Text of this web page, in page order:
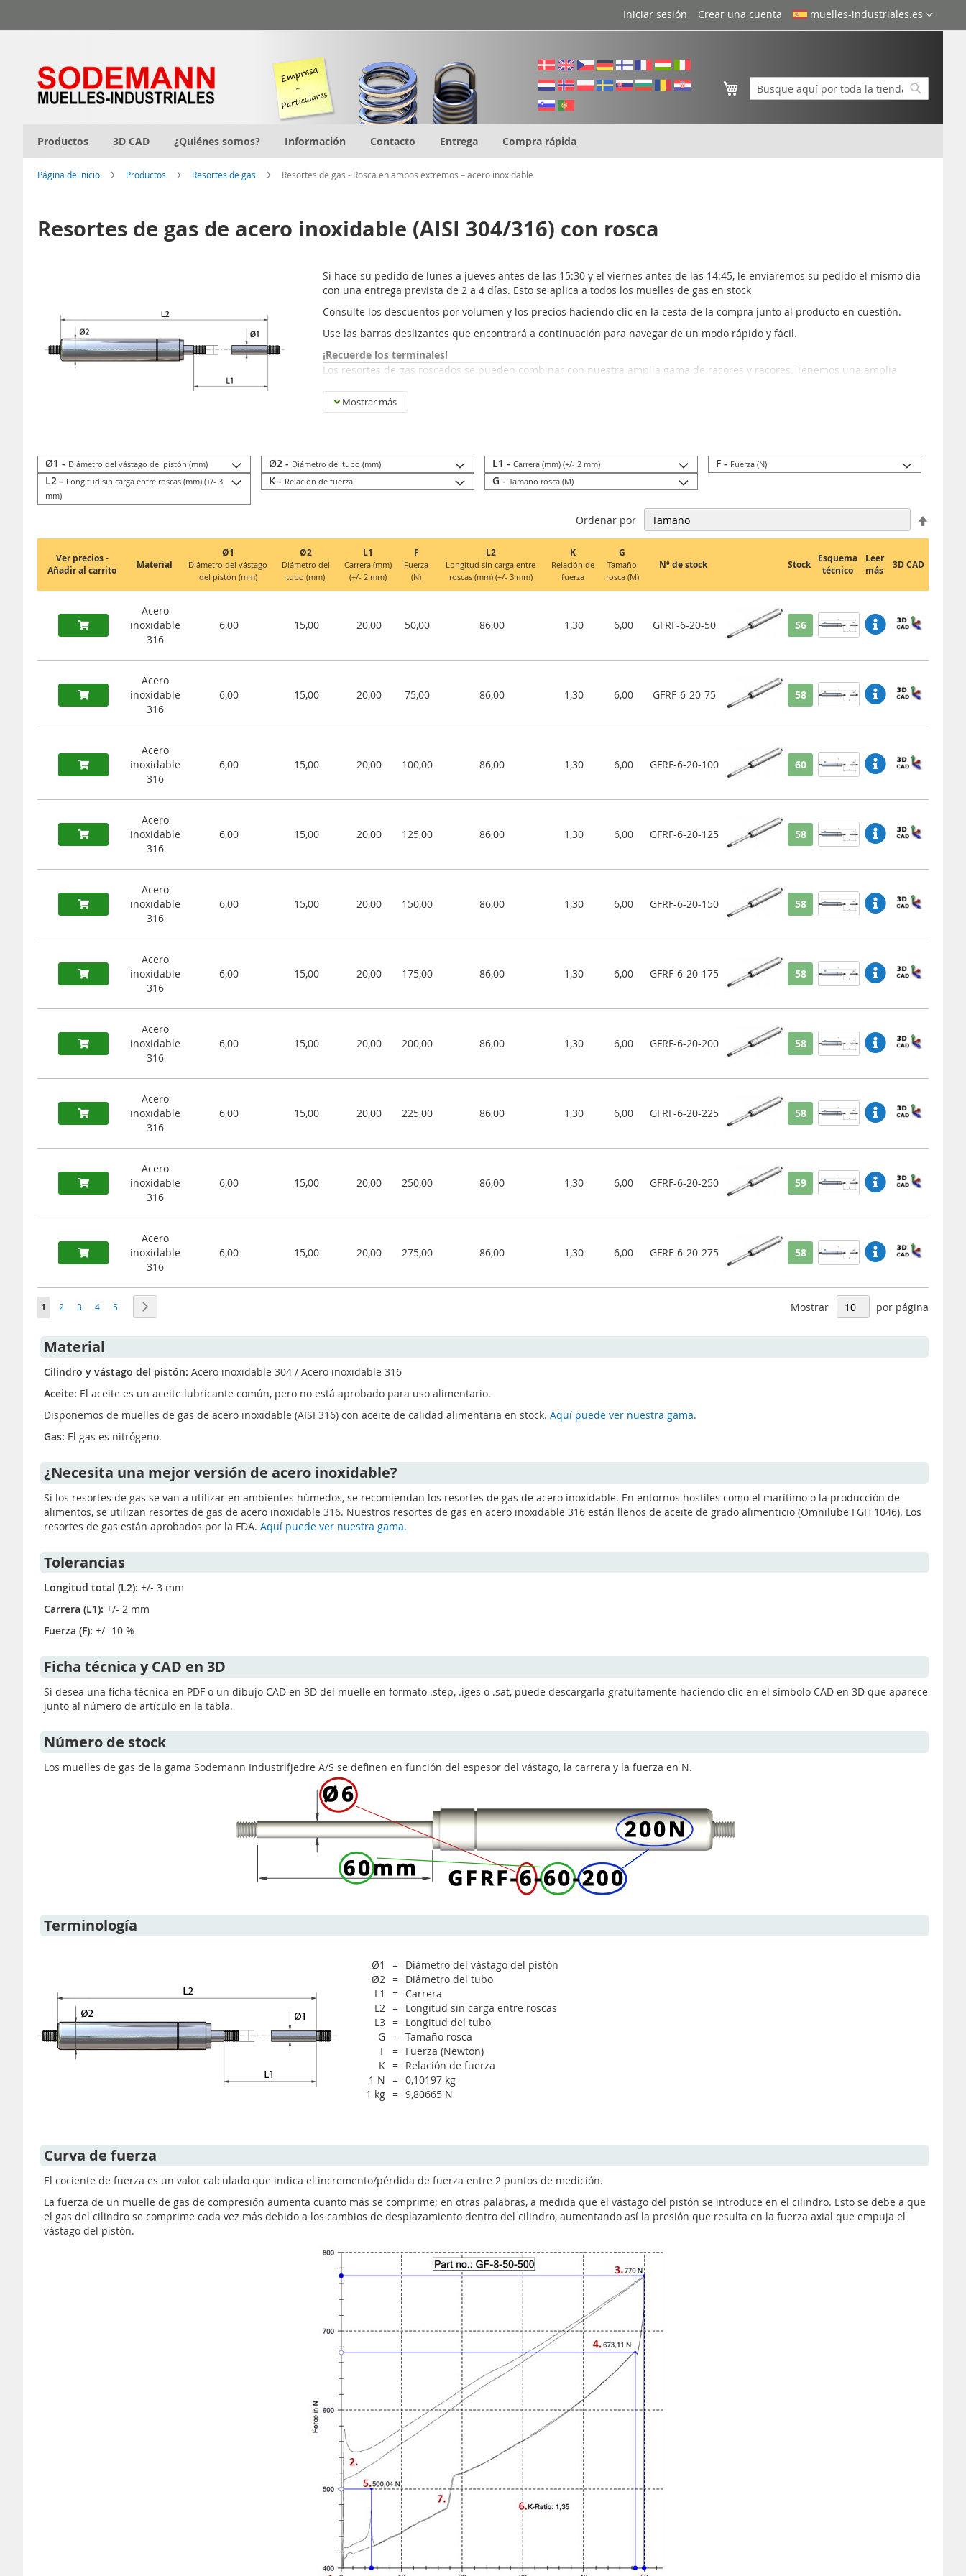
al
Lenguaje
muelles-industriales.es
Iniciar sesión Crear una cuenta
Mi cesta
Buscar
Productos 3D CAD ¿Quiénes somos? Información Contacto Entrega Compra rápida
Página de inicio Productos Resortes de gas Resortes de gas - Rosca en ambos extremos – acero inoxidable
Resortes de gas de acero inoxidable (AISI 304/316) con rosca
Si hace su pedido de lunes a jueves antes de las 15:30 y el viernes antes de las 14:45, le enviaremos su pedido el mismo día
con una entrega prevista de 2 a 4 días. Esto se aplica a todos los muelles de gas en stock
Consulte los descuentos por volumen y los precios haciendo clic en la cesta de la compra junto al producto en cuestión.
Use las barras deslizantes que encontrará a continuación para navegar de un modo rápido y fácil.
¡Recuerde los terminales!
Los resortes de gas roscados se pueden combinar con nuestra amplia gama de racores y racores. Tenemos una amplia
ácido.Aquí puede ver nuestra gama.
Mostrar más
Ø1 - Diámetro del vástago del pistón (mm) Ø2 - Diámetro del tubo (mm) L1 - Carrera (mm) (+/- 2 mm) F - Fuerza (N)
L2 - Longitud sin carga entre roscas (mm) (+/- 3
mm)
K - Relación de fuerza G - Tamaño rosca (M)
Ordenar por
Ver precios -
Añadir al carrito
Material
Ø1
Diámetro del vástago
del pistón (mm)
Ø2
Diámetro del
tubo (mm)
L1
Carrera (mm)
(+/- 2 mm)
F
Fuerza
(N)
L2
Longitud sin carga entre
roscas (mm) (+/- 3 mm)
K
Relación de
fuerza
G
Tamaño
rosca (M)
Nº de stock Stock
Esquema
técnico
Leer
más
3D CAD
Acero
inoxidable
316
6,00 15,00 20,00 50,00 86,00 1,30 6,00 GFRF-6-20-50 56
Acero
inoxidable
316
6,00 15,00 20,00 75,00 86,00 1,30 6,00 GFRF-6-20-75 58
Acero
inoxidable
316
6,00 15,00 20,00 100,00 86,00 1,30 6,00 GFRF-6-20-100 60
Acero
inoxidable
316
6,00 15,00 20,00 125,00 86,00 1,30 6,00 GFRF-6-20-125 58
Acero
inoxidable
316
6,00 15,00 20,00 150,00 86,00 1,30 6,00 GFRF-6-20-150 58
Acero
inoxidable
316
6,00 15,00 20,00 175,00 86,00 1,30 6,00 GFRF-6-20-175 58
Acero
inoxidable
316
6,00 15,00 20,00 200,00 86,00 1,30 6,00 GFRF-6-20-200 58
Acero
inoxidable
316
6,00 15,00 20,00 225,00 86,00 1,30 6,00 GFRF-6-20-225 58
Acero
inoxidable
316
6,00 15,00 20,00 250,00 86,00 1,30 6,00 GFRF-6-20-250 59
Acero
inoxidable
316
6,00 15,00 20,00 275,00 86,00 1,30 6,00 GFRF-6-20-275 58
Página
Actualmente estás leyendo página
1 Página
2 Página
3 Página
4 Página
5 Mostrar por página
Material
Cilindro y vástago del pistón: Acero inoxidable 304 / Acero inoxidable 316
Aceite: El aceite es un aceite lubricante común, pero no está aprobado para uso alimentario.
Disponemos de muelles de gas de acero inoxidable (AISI 316) con aceite de calidad alimentaria en stock. Aquí puede ver nuestra gama.
Gas: El gas es nitrógeno.
¿Necesita una mejor versión de acero inoxidable?
Si los resortes de gas se van a utilizar en ambientes húmedos, se recomiendan los resortes de gas de acero inoxidable. En entornos hostiles como el marítimo o la producción de
alimentos, se utilizan resortes de gas de acero inoxidable 316. Nuestros resortes de gas en acero inoxidable 316 están llenos de aceite de grado alimenticio (Omnilube FGH 1046). Los
resortes de gas están aprobados por la FDA. Aquí puede ver nuestra gama.
Tolerancias
Longitud total (L2): +/- 3 mm
Carrera (L1): +/- 2 mm
Fuerza (F): +/- 10 %
Ficha técnica y CAD en 3D
Si desea una ficha técnica en PDF o un dibujo CAD en 3D del muelle en formato .step, .iges o .sat, puede descargarla gratuitamente haciendo clic en el símbolo CAD en 3D que aparece
junto al número de artículo en la tabla.
Número de stock
Los muelles de gas de la gama Sodemann Industrifjedre A/S se definen en función del espesor del vástago, la carrera y la fuerza en N.
Terminología
Ø1 = Diámetro del vástago del pistón
Ø2 = Diámetro del tubo
L1
= Carrera
L2 = Longitud sin carga entre roscas
L3 = Longitud del tubo
G = Tamaño rosca
F = Fuerza (Newton)
K = Relación de fuerza
1 N = 0,10197 kg
1 kg = 9,80665 N
Curva de fuerza
El cociente de fuerza es un valor calculado que indica el incremento/pérdida de fuerza entre 2 puntos de medición.
La fuerza de un muelle de gas de compresión aumenta cuanto más se comprime; en otras palabras, a medida que el vástago del pistón se introduce en el cilindro. Esto se debe a que
el gas del cilindro se comprime cada vez más debido a los cambios de desplazamiento dentro del cilindro, aumentando así la presión que resulta en la fuerza axial que empuja el
vástago del pistón.